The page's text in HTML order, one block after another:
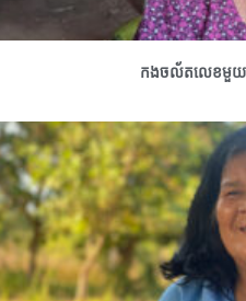
កងចល័តលេខមួយ ក្